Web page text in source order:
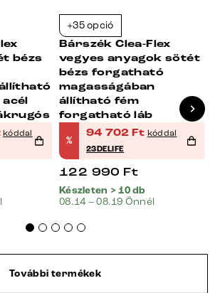
bézs
kóddal
+35 opció
Bárszék Clea-Flex
vegyes anyagok sötét
bézs forgatható
magasságában
állítható fém
forgatható láb
%
94 702 Ft kóddal
23DELIFE
122 990 Ft
Készleten > 10 db
08.14 – 08.19 Önnél
További termékek